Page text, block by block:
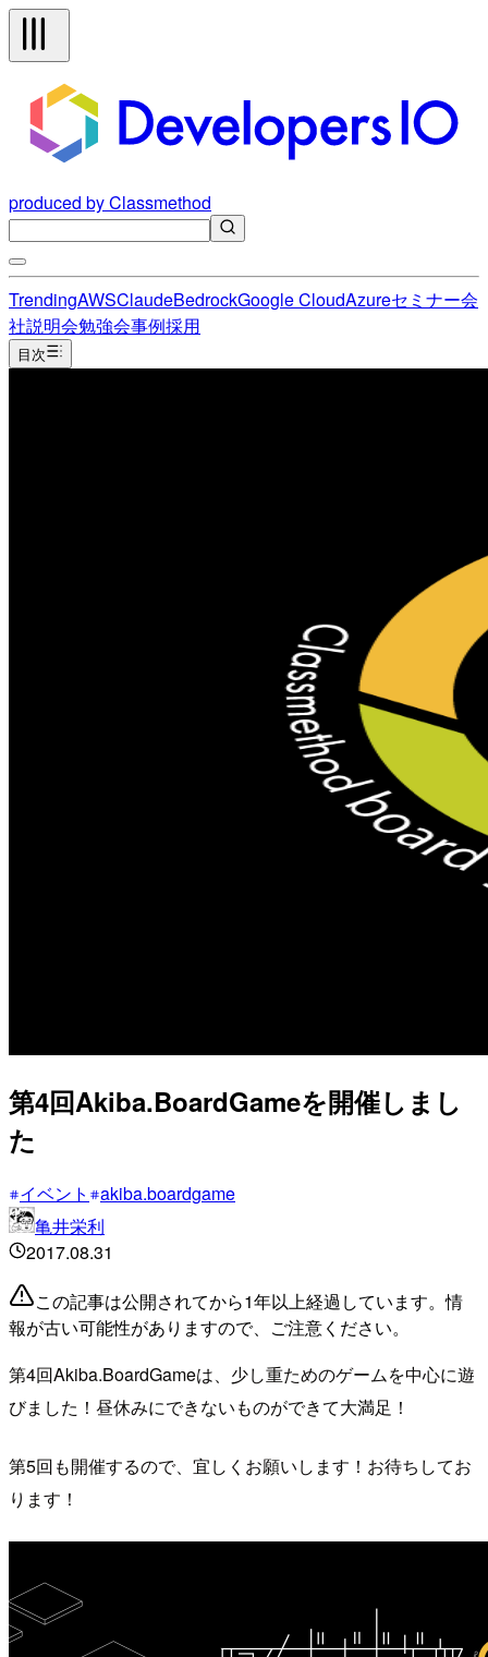
produced by Classmethod
TrendingAWSClaudeBedrockGoogle CloudAzureセミナー会
社説明会勉強会事例採用
目次
第4回Akiba.BoardGameを開催しまし
た
イベント
akiba.boardgame
亀井栄利
2017.08.31
この記事は公開されてから1年以上経過しています。情
報が古い可能性がありますので、ご注意ください。
第4回Akiba.BoardGameは、少し重ためのゲームを中心に遊
びました！昼休みにできないものができて大満足！
第5回も開催するので、宜しくお願いします！お待ちしてお
ります！